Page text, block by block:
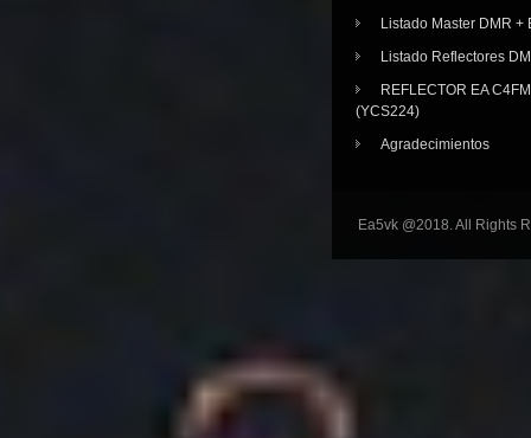
Listado Master DMR +
Listado Reflectores
REFLECTOR EA
(YCS224)
Agradecimientos
Ea5vk @2018. All Rights